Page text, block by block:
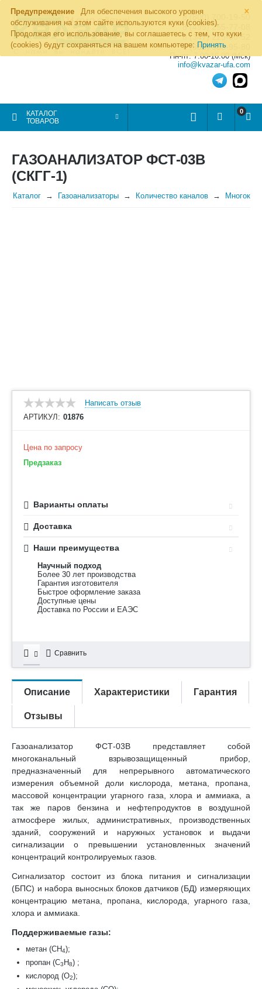
×
Предупреждение
Для обеспечения высокого уровня
обслуживания на этом сайте используются куки (cookies).
Продолжая его использование, вы соглашаетесь с тем, что куки
(cookies) будут сохраняться на вашем компьютере: Принять
8 (800) 700-19-50
8 (495) 255-77-08
8 (347) 225-00-52
8 (986) 963-95-80
Пн-пт: 7.00-16.00 (Мск)
info@kvazar-ufa.com
КАТАЛОГ
ТОВАРОВ
0
ГАЗОАНАЛИЗАТОР ФСТ-03В
(СКГГ-1)
Каталог Газоанализаторы Количество каналов
Написать отзыв
АРТИКУЛ: 01876
Цена по запросу
Предзаказ
Варианты оплаты
Доставка
Наши преимущества
Научный подход
Более 30 лет производства
Гарантия изготовителя
Быстрое оформление заказа
Доступные цены
Доставка по России и ЕАЭС
Сравнить
Описание Характеристики Гарантия
Отзывы
Газоанализатор ФСТ-03В представляет собой
многоканальный взрывозащищенный прибор,
предназначенный для непрерывного автоматического
измерения объемной доли кислорода, метана, пропана,
массовой концентрации угарного газа, хлора и аммиака, а
так же паров бензина и нефтепродуктов в воздушной
атмосфере жилых, административных, производственных
зданий, сооружений и наружных установок и выдачи
сигнализации о превышении установленных значений
концентраций контролируемых газов.
Сигнализатор состоит из блока питания и сигнализации
(БПС) и набора выносных блоков датчиков (БД) измеряющих
концентрацию метана, пропана, кислорода, угарного газа,
хлора и аммиака.
Поддерживаемые газы:
метан (CH4);
пропан (C3 H8) ;
кислород (O2);